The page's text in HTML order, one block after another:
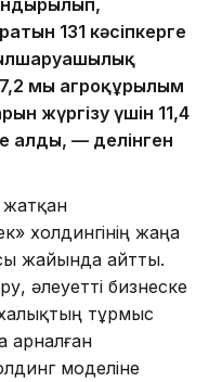
131 кәсіпкерге
мың агроқұрылым
жүргізу үшін 11,4
алды, — делінген
жатқан
холдингінің жаңа
жайында айтты.
әлеуетті бизнеске
тұрмыс
арналған
моделіне